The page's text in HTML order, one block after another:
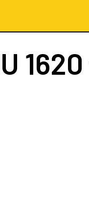
1620